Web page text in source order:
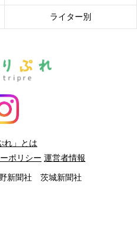
ライター別
れ」とは
ポリシー 運営者情報
聞社 茨城新聞社